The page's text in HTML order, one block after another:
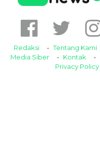
Redaksi Tentang Kami
Media Siber
Kontak
Privacy Policy